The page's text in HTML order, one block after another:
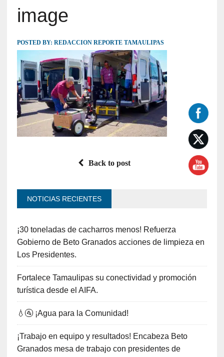
image
POSTED BY: REDACCION REPORTE TAMAULIPAS
Back to post
NOTICIAS RECIENTES
¡30 toneladas de cacharros menos! Refuerza
Gobierno de Beto Granados acciones de limpieza en
Los Presidentes.
Fortalece Tamaulipas su conectividad y promoción
turística desde el AIFA.
💧🚰 ¡Agua para la Comunidad!
¡Trabajo en equipo y resultados! Encabeza Beto
Granados mesa de trabajo con presidentes de